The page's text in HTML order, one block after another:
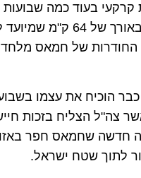
בעוד כמה
לרצועת עזה באורך של 64
של חמאס
הוכיח את עצמו
צה"ל הצליח בזכות
חדשה שחמאס חפר
לתוך שטח ישראל.